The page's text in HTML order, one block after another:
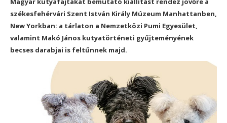
székesfehérvári Szent István Király Múzeum Manhattanben,
New Yorkban: a tárlaton a Nemzetközi Pumi Egyesület,
valamint Makó János kutyatörténeti gyűjteményének
becses darabjai is feltűnnek majd.